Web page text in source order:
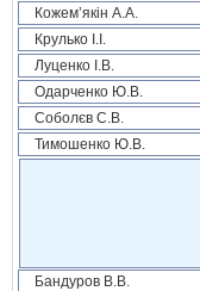
Кожем’якін А.А.
Крулько І.І.
Луценко І.В.
Одарченко Ю.В.
Соболєв С.В.
Тимошенко Ю.В.
Бандуров В.В.